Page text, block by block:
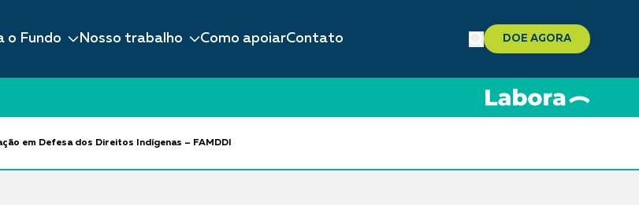
o Fundo Nosso trabalho Como apoiarContato DOE AGORA
em Defesa dos Direitos Indígenas – FAMDDI